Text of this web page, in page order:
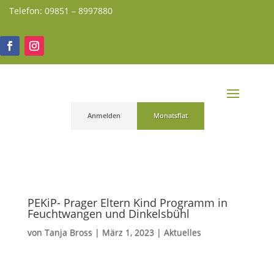
Telefon: 09851 – 8997880
Anmelden Monatsflat
PEKiP- Prager Eltern Kind Programm in
Feuchtwangen und Dinkelsbühl
von Tanja Bross | März 1, 2023| Aktuelles